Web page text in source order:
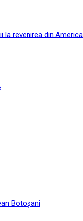
la revenirea din America
Botoșani